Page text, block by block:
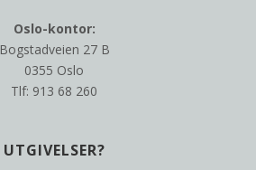
Oslo-kontor:
Bogstadveien 27 B
0355 Oslo
Tlf: 913 68 260
UTGIVELSER?